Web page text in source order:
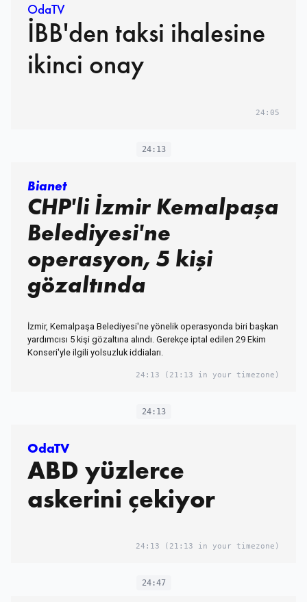
OdaTV
İBB'den taksi ihalesine
ikinci onay
24:05
24:13
Bianet
CHP'li İzmir Kemalpaşa
Belediyesi'ne
operasyon, 5 kişi
gözaltında
İzmir, Kemalpaşa Belediyesi'ne yönelik operasyonda biri başkan
yardımcısı 5 kişi gözaltına alındı. Gerekçe iptal edilen 29 Ekim
Konseri'yle ilgili yolsuzluk iddiaları.
24:13 (21:13 in your timezone)
24:13
OdaTV
ABD yüzlerce
askerini çekiyor
24:13 (21:13 in your timezone)
24:47